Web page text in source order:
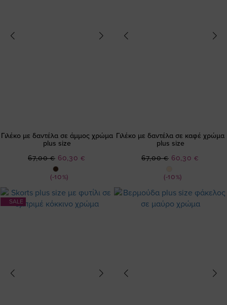
Γιλέκο με δαντέλα σε άμμος χρώμα
plus size
(-10%)
Ειδική
Τιμή
60,30 €
67,00 €
Γιλέκο με δαντέλα σε καφέ χρώμα
plus size
(-10%)
Ειδική
60,30 €
67,00 €
SALE